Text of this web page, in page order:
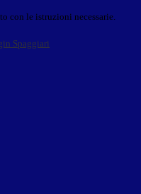
con le istruzioni necessarie.
Spaggiari